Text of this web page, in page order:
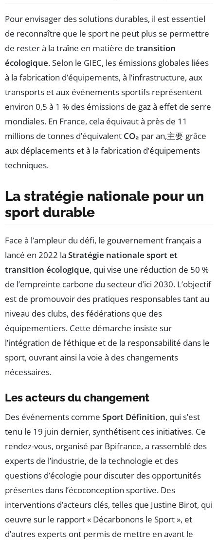
Pour envisager des solutions durables, il est essentiel
de reconnaître que le sport ne peut plus se permettre
de rester à la traîne en matière de transition
écologique. Selon le GIEC, les émissions globales liées
à la fabrication d’équipements, à l’infrastructure, aux
transports et aux événements sportifs représentent
environ 0,5 à 1 % des émissions de gaz à effet de serre
mondiales. En France, cela équivaut à près de 11
millions de tonnes d’équivalent CO₂ par an,主要 grâce
aux déplacements et à la fabrication d’équipements
techniques.
La stratégie nationale pour un
sport durable
Face à l’ampleur du défi, le gouvernement français a
lancé en 2022 la Stratégie nationale sport et
transition écologique, qui vise une réduction de 50 %
de l’empreinte carbone du secteur d’ici 2030. L’objectif
est de promouvoir des pratiques responsables tant au
niveau des clubs, des fédérations que des
équipementiers. Cette démarche insiste sur
l’intégration de l’éthique et de la responsabilité dans le
sport, ouvrant ainsi la voie à des changements
nécessaires.
Les acteurs du changement
Des événements comme Sport Définition, qui s’est
tenu le 19 juin dernier, synthétisent ces initiatives. Ce
rendez-vous, organisé par Bpifrance, a rassemblé des
experts de l’industrie, de la technologie et des
questions d’écologie pour discuter des opportunités
présentes dans l’écoconception sportive. Des
interventions d’acteurs clés, telles que Justine Birot, qui
oeuvre sur le rapport « Décarbonons le Sport », et
d’autres experts ont permis de mettre en avant le